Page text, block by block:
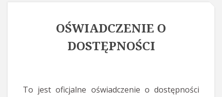
OŚWIADCZENIE O
DOSTĘPNOŚCI
To jest oficjalne oświadczenie o dostępności